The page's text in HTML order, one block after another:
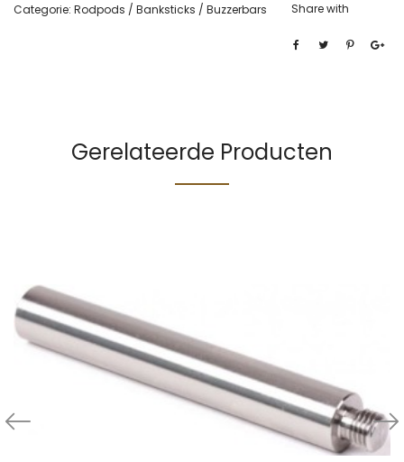
Categorie: Rodpods / Banksticks / Buzzerbars Share with
Gerelateerde Producten